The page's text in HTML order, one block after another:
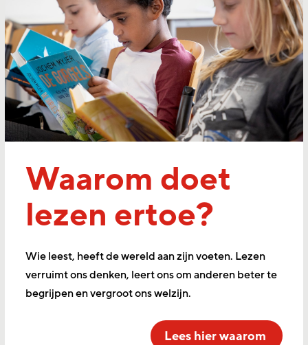
Waarom doet
lezen ertoe?
Wie leest, heeft de wereld aan zijn voeten. Lezen
verruimt ons denken, leert ons om anderen beter te
begrijpen en vergroot ons welzijn.
Lees hier waarom